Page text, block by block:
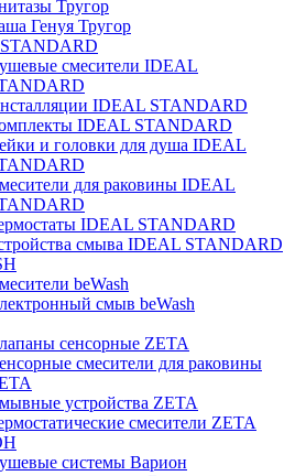
Тругор
Генуя Тругор
смесители IDEAL
IDEAL STANDARD
IDEAL STANDARD
и головки для душа IDEAL
для раковины IDEAL
IDEAL STANDARD
смыва IDEAL STANDARD
beWash
смыв beWash
сенсорные ZETA
смесители для раковины
устройства ZETA
смесители ZETA
системы Варион